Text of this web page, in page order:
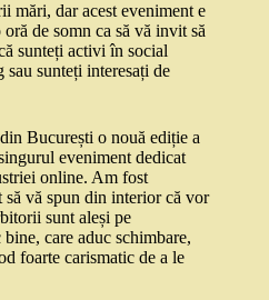
mări, dar acest eveniment e
de somn ca să vă invit să
sunteți activi în social
sunteți interesați de
București o nouă ediție a
eveniment dedicat
online. Am fost
vă spun din interior că vor
sunt aleși pe
care aduc schimbare,
foarte carismatic de a le